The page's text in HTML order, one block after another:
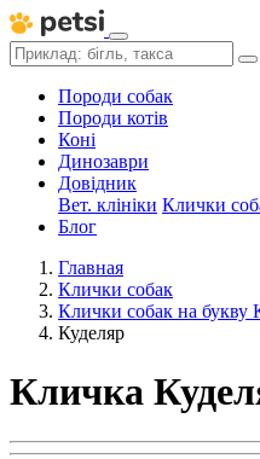
Породи собак
Породи котів
Коні
Динозаври
Довідник
Вет. клініки Клички
Блог
Главная
Клички собак
Клички собак на букву
Куделяр
Кличка